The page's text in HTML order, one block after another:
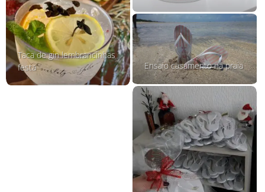
Taca de gin lembrancinhas
festa
Ensaio casamento na praia